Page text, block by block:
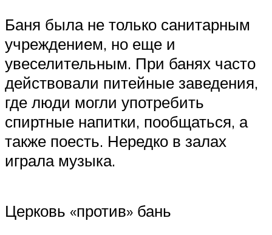
Баня была не только санитарным
учреждением, но еще и
увеселительным. При банях часто
действовали питейные заведения,
где люди могли употребить
спиртные напитки, пообщаться, а
также поесть. Нередко в залах
играла музыка.
Церковь «против» бань